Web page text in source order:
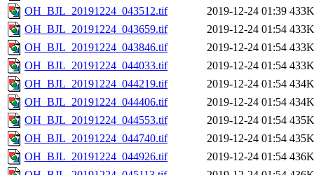
OH_BJL_20191224_043512.tif
2019-12-24 01:39 433K
OH_BJL_20191224_043659.tif
2019-12-24 01:54 433K
OH_BJL_20191224_043846.tif
2019-12-24 01:54 433K
OH_BJL_20191224_044033.tif
2019-12-24 01:54 433K
OH_BJL_20191224_044219.tif
2019-12-24 01:54 434K
OH_BJL_20191224_044406.tif
2019-12-24 01:54 434K
OH_BJL_20191224_044553.tif
2019-12-24 01:54 435K
OH_BJL_20191224_044740.tif
2019-12-24 01:54 435K
OH_BJL_20191224_044926.tif
2019-12-24 01:54 436K